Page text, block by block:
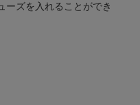
ーズを入れることができ